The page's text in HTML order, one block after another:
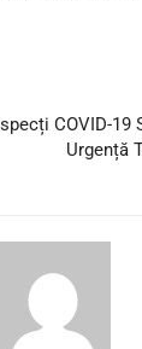
COVID-19
Urgență